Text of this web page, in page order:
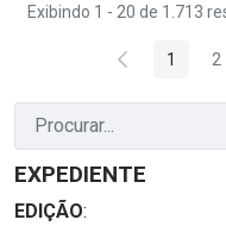
Exibindo 1 - 20 de 1.713
Página
1 2
EXPEDIENTE
EDIÇÃO: